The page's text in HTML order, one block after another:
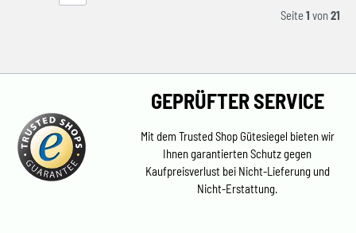
Seite1 von21
GEPRÜFTER SERVICE
Mit dem Trusted Shop Gütesiegel bieten wir
Ihnen garantierten Schutz gegen
Kaufpreisverlust bei Nicht-Lieferung und
Nicht-Erstattung.